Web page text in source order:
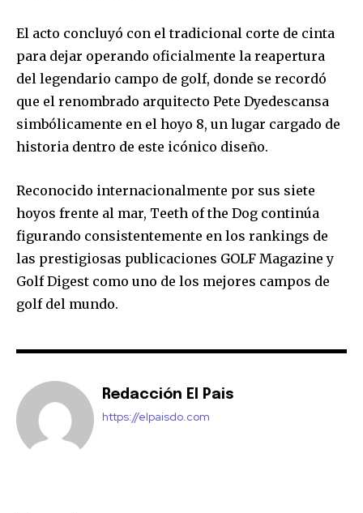
El acto concluyó con el tradicional corte de cinta
para dejar operando oficialmente la reapertura
del legendario campo de golf, donde se recordó
que el renombrado arquitecto Pete Dyedescansa
simbólicamente en el hoyo 8, un lugar cargado de
historia dentro de este icónico diseño.
Reconocido internacionalmente por sus siete
hoyos frente al mar, Teeth of the Dog continúa
figurando consistentemente en los rankings de
las prestigiosas publicaciones GOLF Magazine y
Golf Digest como uno de los mejores campos de
golf del mundo.
Redacción El Pais
https://elpaisdo.com